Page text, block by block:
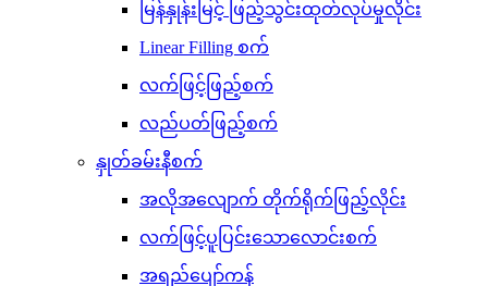
မြန်နှုန်းမြင့် ဖြည့်သွင်းထုတ်လုပ်မှုလိုင်း
Linear Filling စက်
လက်ဖြင့်ဖြည့်စက်
လည်ပတ်ဖြည့်စက်
နှုတ်ခမ်းနီစက်
အလိုအလျောက် တိုက်ရိုက်ဖြည့်လိုင်း
လက်ဖြင့်ပူပြင်းသောလောင်းစက်
အရည်ပျော်ကန်